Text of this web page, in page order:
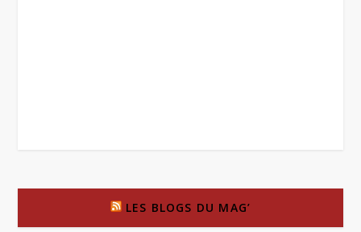
LES BLOGS DU MAG’